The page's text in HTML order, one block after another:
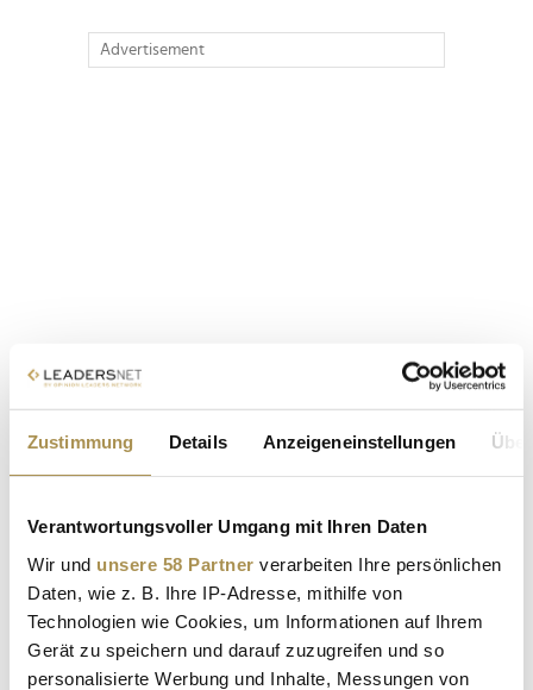
Zustimmung Details Anzeigeneinstellungen
Verantwortungsvoller Umgang mit Ihren Daten
Wir und unsere 58 Partner verarbeiten Ihre persönlichen
Daten, wie z. B. Ihre IP-Adresse, mithilfe von
Technologien wie Cookies, um Informationen auf Ihrem
Gerät zu speichern und darauf zuzugreifen und so
personalisierte Werbung und Inhalte, Messungen von
Advertisement